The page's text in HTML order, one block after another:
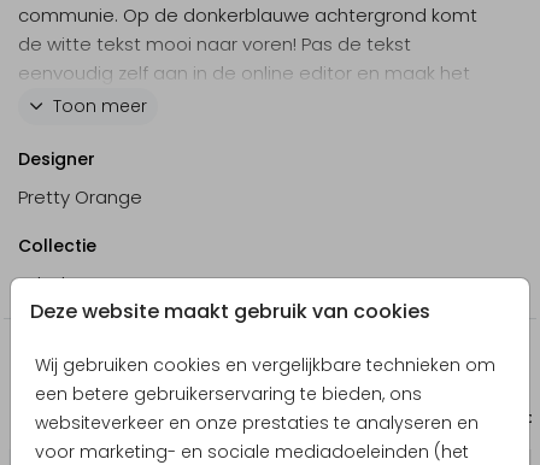
Deze website maakt gebruik van cookies
Wij gebruiken cookies en vergelijkbare technieken om
een betere gebruikerservaring te bieden, ons
websiteverkeer en onze prestaties te analyseren en
voor marketing- en sociale mediadoeleinden (het
communie. Op de donkerblauwe achtergrond komt
de witte tekst mooi naar voren! Pas de tekst
eenvoudig zelf aan in de online editor en maak het
label persoonlijk.
Toon meer
Designer
Pretty Orange
Collectie
Label
Producten die hierop lijken
Save the date